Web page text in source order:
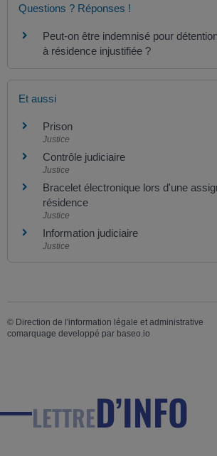
Questions ? Réponses !
Peut-on être indemnisé pour
à résidence injustifiée ?
Et aussi
Prison
Justice
Contrôle judiciaire
Justice
Bracelet électronique lors d'une
résidence
Justice
Information judiciaire
Justice
© Direction de l'information légale et administrative
comarquage developpé par baseo.io
LETTRED’INFO